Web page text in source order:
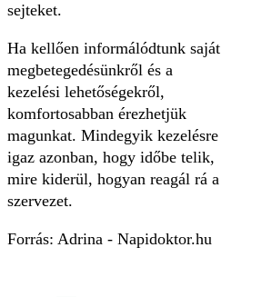
sejteket.
Ha kellően informálódtunk saját
megbetegedésünkről és a
kezelési lehetőségekről,
komfortosabban érezhetjük
magunkat. Mindegyik kezelésre
igaz azonban, hogy időbe telik,
mire kiderül, hogyan reagál rá a
szervezet.
Forrás: Adrina - Napidoktor.hu